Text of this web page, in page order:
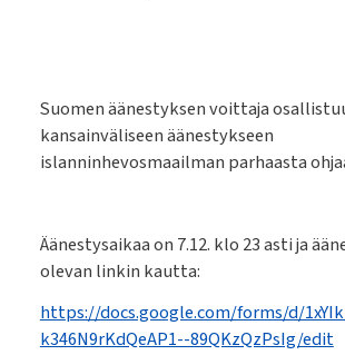
Suomen äänestyksen voittaja
kansainväliseen äänestykseen
islanninhevosmaailman parhaasta
Äänestysaikaa on 7.12. klo 23 asti ja
olevan linkin kautta:
https://docs.google.com/forms/d/
k346N9rKdQeAP1--89QKzQzPsIg/edit